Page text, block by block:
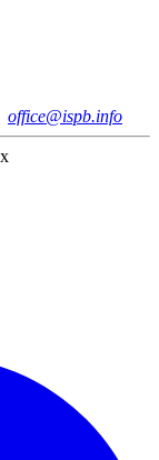
office@ispb.info